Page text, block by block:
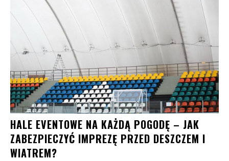
HALE EVENTOWE NA KAŻDĄ POGODĘ – JAK
ZABEZPIECZYĆ IMPREZĘ PRZED DESZCZEM I
WIATREM?